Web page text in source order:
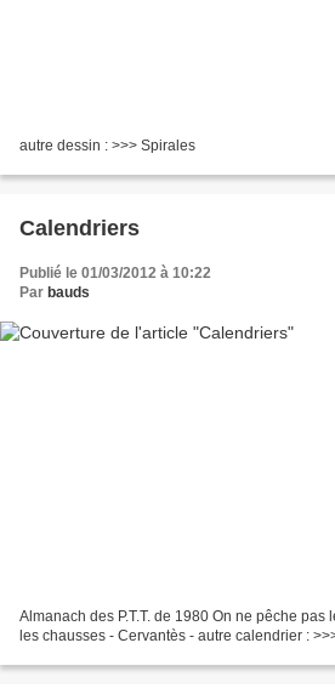
autre dessin : >>> Spirales
Calendriers
Publié le 01/03/2012 à 10:22
Par bauds
Almanach des P.T.T. de 1980 On ne pêche pas
les chausses - Cervantès - autre calendrier :